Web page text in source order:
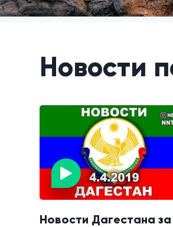
Новости
Новости Дагестана за